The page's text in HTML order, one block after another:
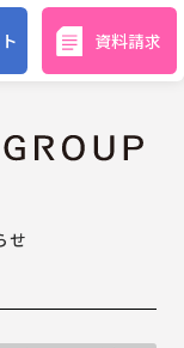
資料請求
せ